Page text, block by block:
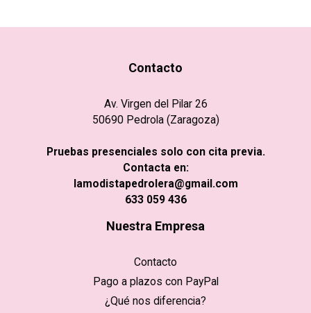
Contacto
Av. Virgen del Pilar 26
50690 Pedrola (Zaragoza)
Pruebas presenciales solo con cita previa.
Contacta en:
lamodistapedrolera@gmail.com
633 059 436
Nuestra Empresa
Contacto
Pago a plazos con PayPal
¿Qué nos diferencia?